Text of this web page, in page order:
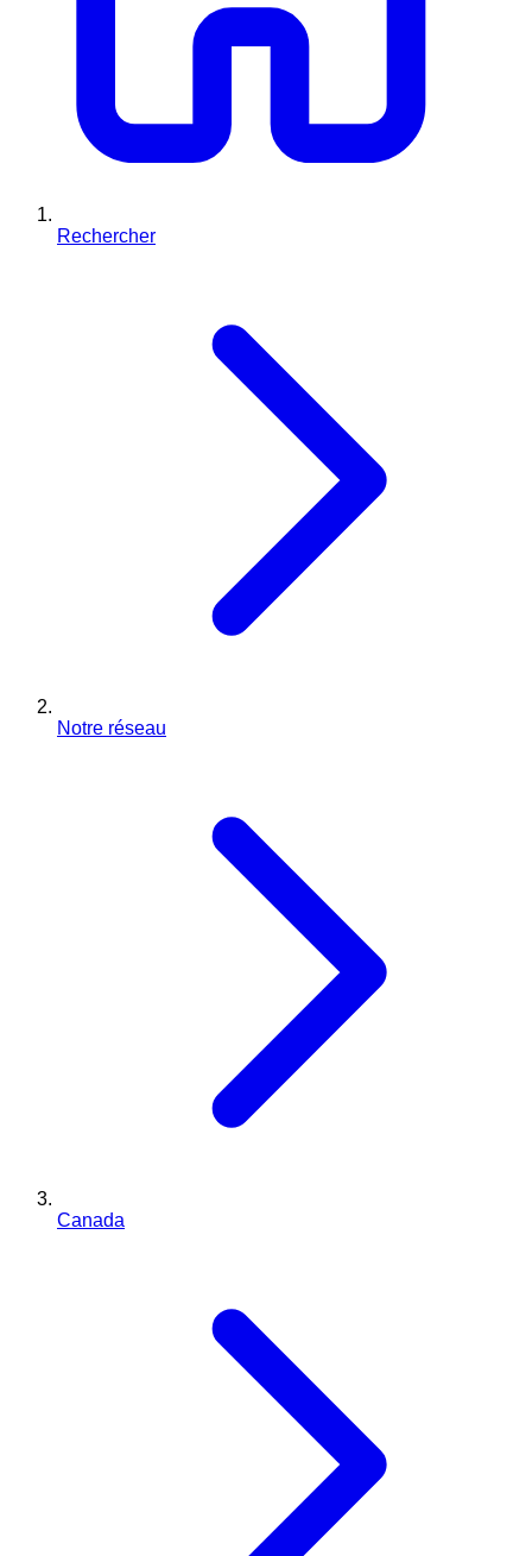
Rechercher
Notre réseau
Canada